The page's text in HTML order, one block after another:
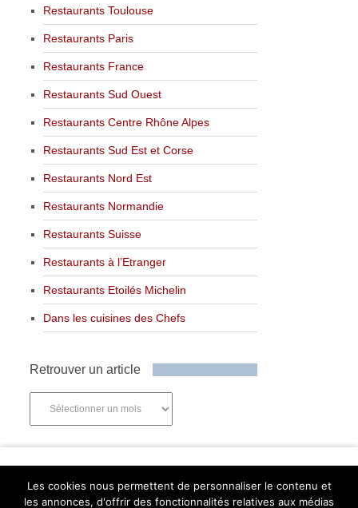
Restaurants Toulouse
Restaurants Paris
Restaurants France
Restaurants Sud Ouest
Restaurants Centre Rhône Alpes
Restaurants Sud Est et Corse
Restaurants Nord Est
Restaurants Normandie
Restaurants Suisse
Restaurants à l’Etranger
Restaurants Etoilés Michelin
Dans les cuisines des Chefs
Retrouver un article
Les cookies nous permettent de personnaliser le contenu et
les annonces, d'offrir des fonctionnalités relatives aux médias